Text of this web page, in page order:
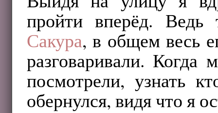
пройти вперёд.
Сакура, в общем весь
разговаривали.
посмотрели, узнать
обернулся, видя что я